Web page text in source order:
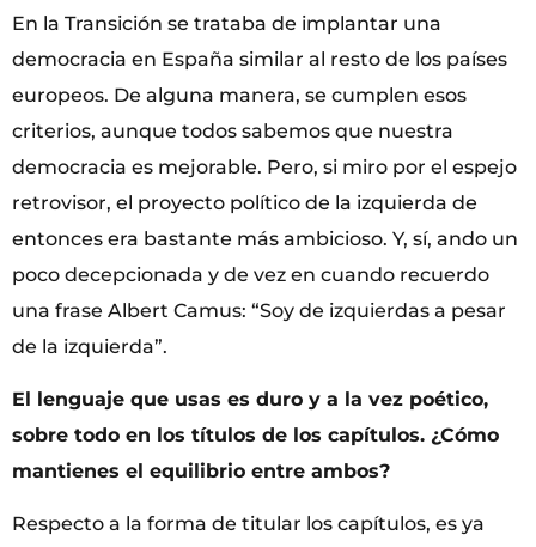
En la Transición se trataba de implantar una
democracia en España similar al resto de los países
europeos. De alguna manera, se cumplen esos
criterios, aunque todos sabemos que nuestra
democracia es mejorable. Pero, si miro por el espejo
retrovisor, el proyecto político de la izquierda de
entonces era bastante más ambicioso. Y, sí, ando un
poco decepcionada y de vez en cuando recuerdo
una frase Albert Camus: “Soy de izquierdas a pesar
de la izquierda”.
El lenguaje que usas es duro y a la vez poético,
sobre todo en los títulos de los capítulos. ¿Cómo
mantienes el equilibrio entre ambos?
Respecto a la forma de titular los capítulos, es ya